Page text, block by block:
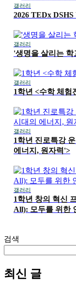
갤러리
2026 TEDx DSHS
갤러리
'생명을 살리는 학
갤러리
1학년 <수학 체험
갤러리
1학년 진로특강
에너지, 원자력'>
갤러리
1학년 창의 혁신
All): 모두를 위한
검색
최신 글